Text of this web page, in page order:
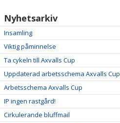
Nyhetsarkiv
Insamling
Viktig påminnelse
Ta cykeln till Axvalls Cup
Uppdaterad arbetsschema Axvalls Cup
Arbetsschema Axvalls Cup
IP ingen rastgård!
Cirkulerande bluffmail